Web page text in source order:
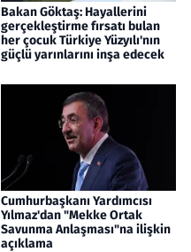
Bakan Göktaş: Hayallerini
gerçekleştirme fırsatı bulan
her çocuk Türkiye Yüzyılı'nın
güçlü yarınlarını inşa edecek
Cumhurbaşkanı Yardımcısı
Yılmaz'dan "Mekke Ortak
Savunma Anlaşması"na ilişkin
açıklama